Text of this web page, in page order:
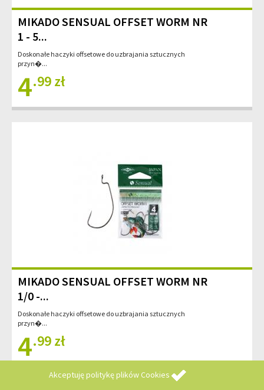
Akceptujępolitykę plików Cookies
MIKADO SENSUAL OFFSET WORM NR
1 - 5...
Doskonałe haczyki offsetowe do uzbrajania sztucznych
przyn�...
4.99 zł
MIKADO SENSUAL OFFSET WORM NR
1/0 -...
Doskonałe haczyki offsetowe do uzbrajania sztucznych
przyn�...
4.99 zł